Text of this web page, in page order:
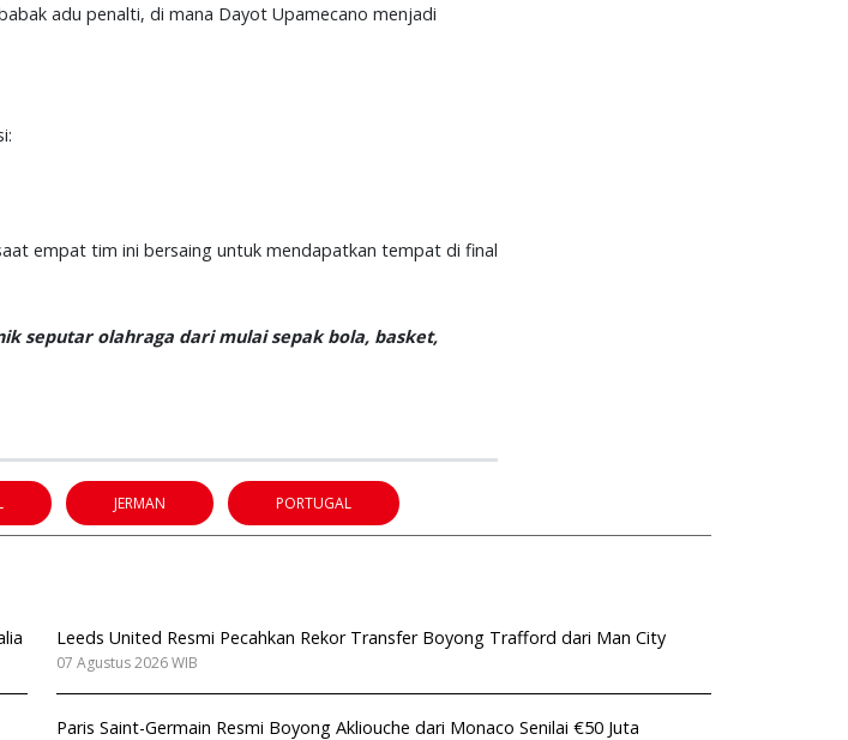
adu penalti, di mana Dayot Upamecano menjadi
empat tim ini bersaing untuk mendapatkan tempat di final
seputar olahraga dari mulai sepak bola, basket,
JERMAN PORTUGAL
Leeds United Resmi Pecahkan Rekor Transfer Boyong Trafford dari Man City
07 Agustus 2026 WIB
Paris Saint-Germain Resmi Boyong Akliouche dari Monaco Senilai €50 Juta